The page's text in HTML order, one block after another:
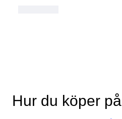
Hur du köper på